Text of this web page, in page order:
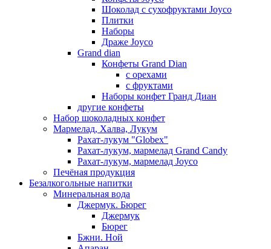
Шоколад с сухофруктами Joyco
Плитки
Наборы
Драже Joyco
Grand dian
Конфеты Grand Dian
с орехами
с фруктами
Наборы конфет Гранд Диан
другие конфеты
Набор шоколадных конфет
Мармелад, Халва, Лукум
Рахат-лукум "Globex"
Рахат-лукум, мармелад Grand Candy
Рахат-лукум, мармелад Joyco
Печёная продукция
Безалкогольные напитки
Минеральная вода
Джермук. Бюрег
Джермук
Бюрег
Бжни. Ной